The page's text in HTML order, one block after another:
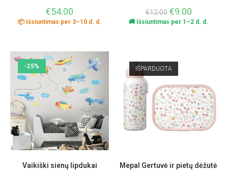
€54.00
📦 Išsiuntimas per 3–10 d. d.
€12.00 €9.00
🚚 Išsiuntimas per 1–2 d. d.
-25%
Vaikiški sienų lipdukai
IŠPARDUOTA
Mepal Gertuvė ir pietų dėžutė